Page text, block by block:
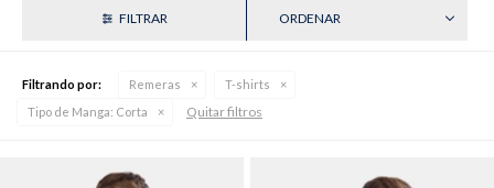
Filtrando por: Remeras
T-shirts
Tipo de Manga: Corta Quitar filtros